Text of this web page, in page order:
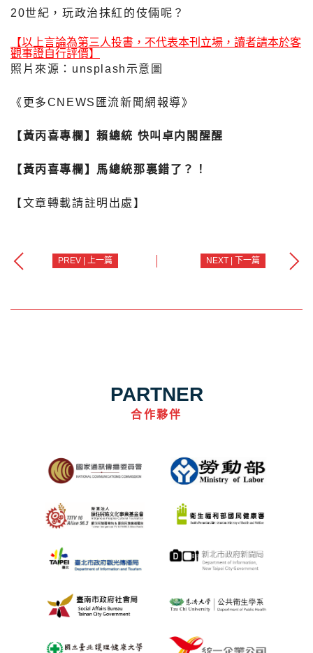
20世紀，玩政治抹紅的伎倆呢？
【以上言論為第三人投書，不代表本刊立場，讀者請本於客
觀事證自行評價】
照片來源：unsplash示意圖
《更多CNEWS匯流新聞網報導》
【黃丙喜專欄】賴總統 快叫卓内閣醒醒
【黃丙喜專欄】馬總統那裏錯了？！
【文章轉載請註明出處】
PREV | 上一篇 NEXT | 下一篇
PARTNER
合作夥伴